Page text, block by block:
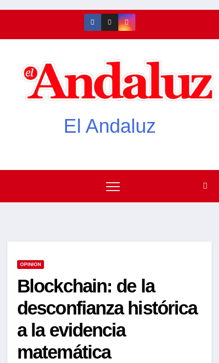
El Andaluz
OPINION
Blockchain: de la
desconfianza histórica
a la evidencia
matemática